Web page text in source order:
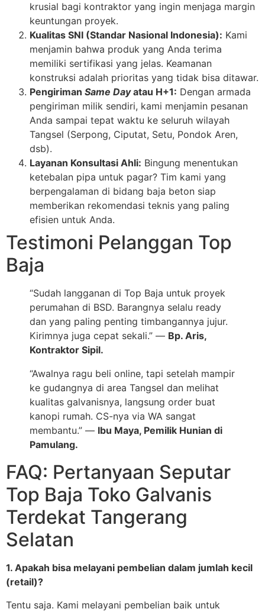
krusial bagi kontraktor yang ingin menjaga margin
keuntungan proyek.
Kualitas SNI (Standar Nasional Indonesia): Kami
menjamin bahwa produk yang Anda terima
memiliki sertifikasi yang jelas. Keamanan
konstruksi adalah prioritas yang tidak bisa ditawar.
Pengiriman Same Dayatau H+1: Dengan armada
pengiriman milik sendiri, kami menjamin pesanan
Anda sampai tepat waktu ke seluruh wilayah
Tangsel (Serpong, Ciputat, Setu, Pondok Aren,
dsb).
Layanan Konsultasi Ahli: Bingung menentukan
ketebalan pipa untuk pagar? Tim kami yang
berpengalaman di bidang baja beton siap
memberikan rekomendasi teknis yang paling
efisien untuk Anda.
Testimoni Pelanggan Top
Baja
“Sudah langganan di Top Baja untuk proyek
perumahan di BSD. Barangnya selalu ready
dan yang paling penting timbangannya jujur.
Kirimnya juga cepat sekali.” — Bp. Aris,
Kontraktor Sipil.
“Awalnya ragu beli online, tapi setelah mampir
ke gudangnya di area Tangsel dan melihat
kualitas galvanisnya, langsung order buat
kanopi rumah. CS-nya via WA sangat
membantu.” — Ibu Maya, Pemilik Hunian di
Pamulang.
FAQ: Pertanyaan Seputar
Top Baja Toko Galvanis
Terdekat Tangerang
Selatan
1. Apakah bisa melayani pembelian dalam jumlah kecil
(retail)?
Tentu saja. Kami melayani pembelian baik untuk